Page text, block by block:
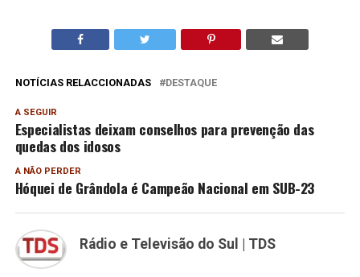
NOTÍCIAS RELACCIONADAS DESTAQUE
A SEGUIR
Especialistas deixam conselhos para prevenção das
quedas dos idosos
A NÃO PERDER
Hóquei de Grândola é Campeão Nacional em SUB-23
Rádio e Televisão do Sul | TDS